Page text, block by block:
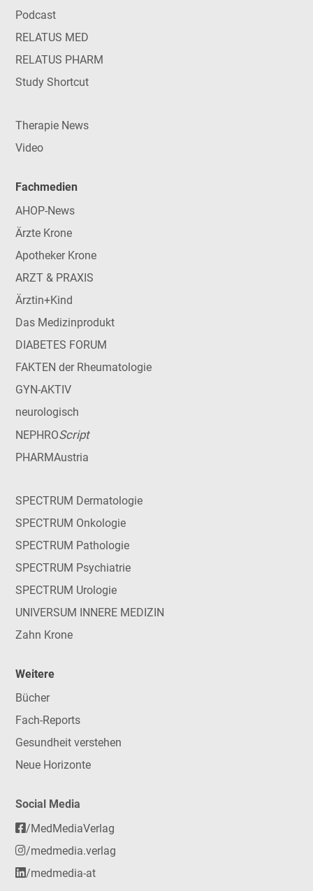
Podcast
RELATUS MED
RELATUS PHARM
Study Shortcut
Therapie News
Video
Fachmedien
AHOP-News
Ärzte Krone
Apotheker Krone
ARZT & PRAXIS
Ärztin+Kind
Das Medizinprodukt
DIABETES FORUM
FAKTEN der Rheumatologie
GYN-AKTIV
neurologisch
NEPHROScript
PHARMAustria
SPECTRUM Dermatologie
SPECTRUM Onkologie
SPECTRUM Pathologie
SPECTRUM Psychiatrie
SPECTRUM Urologie
UNIVERSUM INNERE MEDIZIN
Zahn Krone
Weitere
Bücher
Fach-Reports
Gesundheit verstehen
Neue Horizonte
Social Media
/MedMediaVerlag
/medmedia.verlag
/medmedia-at